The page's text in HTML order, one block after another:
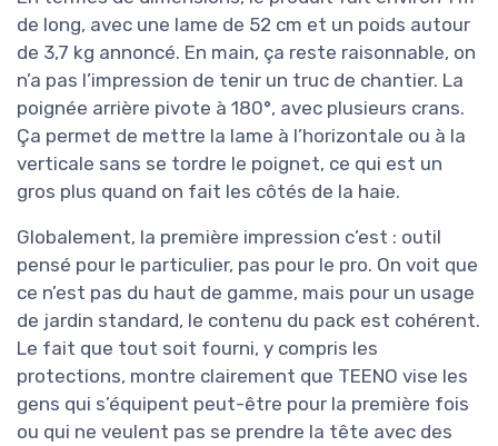
de long, avec une lame de 52 cm et un poids autour
de 3,7 kg annoncé. En main, ça reste raisonnable, on
n’a pas l’impression de tenir un truc de chantier. La
poignée arrière pivote à 180°, avec plusieurs crans.
Ça permet de mettre la lame à l’horizontale ou à la
verticale sans se tordre le poignet, ce qui est un
gros plus quand on fait les côtés de la haie.
Globalement, la première impression c’est : outil
pensé pour le particulier, pas pour le pro. On voit que
ce n’est pas du haut de gamme, mais pour un usage
de jardin standard, le contenu du pack est cohérent.
Le fait que tout soit fourni, y compris les
protections, montre clairement que TEENO vise les
gens qui s’équipent peut-être pour la première fois
ou qui ne veulent pas se prendre la tête avec des